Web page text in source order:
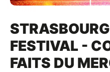
FESTIVAL -
FAITS DU